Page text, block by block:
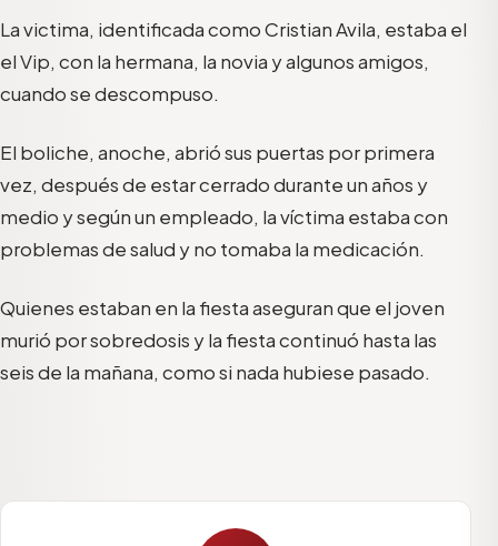
La victima, identificada como Cristian Avila, estaba el
el Vip, con la hermana, la novia y algunos amigos,
cuando se descompuso.
El boliche, anoche, abrió sus puertas por primera
vez, después de estar cerrado durante un años y
medio y según un empleado, la víctima estaba con
problemas de salud y no tomaba la medicación.
Quienes estaban en la fiesta aseguran que el joven
murió por sobredosis y la fiesta continuó hasta las
seis de la mañana, como si nada hubiese pasado.